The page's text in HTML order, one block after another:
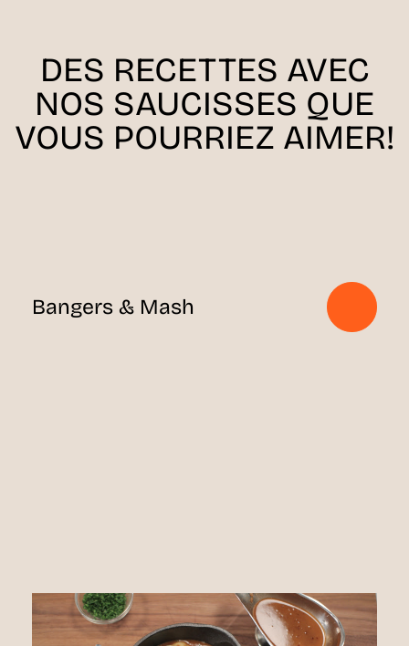
DES RECETTES AVEC
NOS SAUCISSES QUE
VOUS POURRIEZ AIMER!
Bangers & Mash